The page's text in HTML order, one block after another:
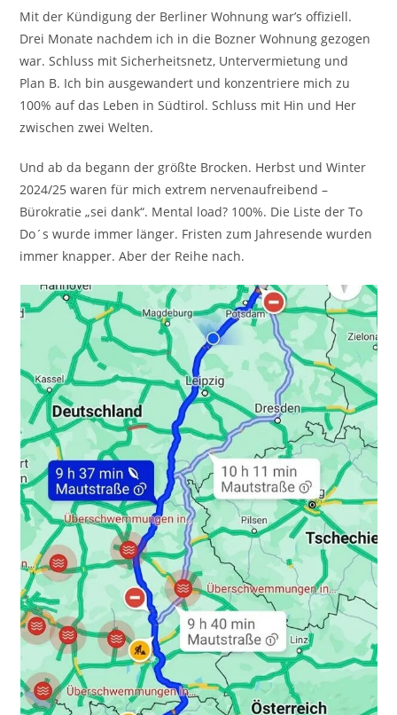
Mit der Kündigung der Berliner Wohnung war’s offiziell.
Drei Monate nachdem ich in die Bozner Wohnung gezogen
war. Schluss mit Sicherheitsnetz, Untervermietung und
Plan B. Ich bin ausgewandert und konzentriere mich zu
100% auf das Leben in Südtirol. Schluss mit Hin und Her
zwischen zwei Welten.
Und ab da begann der größte Brocken. Herbst und Winter
2024/25 waren für mich extrem nervenaufreibend –
Bürokratie „sei dank“. Mental load? 100%. Die Liste der To
Do´s wurde immer länger. Fristen zum Jahresende wurden
immer knapper. Aber der Reihe nach.